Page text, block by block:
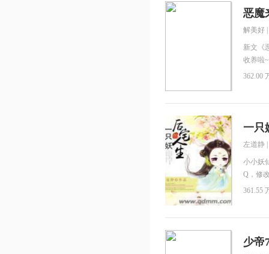
他，在
世界
路上，
恶魔
解美好
新文《
收养啦
上与恶
感觉
362.00
一只
左道静
小小妖
Q，修
情的各
361.55
少帝